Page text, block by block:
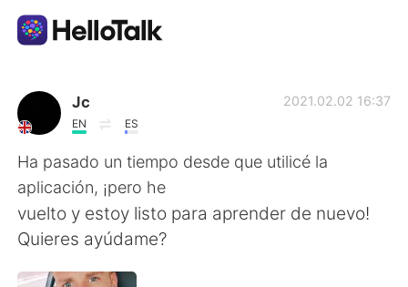
แอปแลกเปลี่ยนทางภาษา
AI Grammar Checker
ไทย
English
Jc
EN ES
2021.02.02 16:37
Ha pasado un tiempo desde que utilicé la
aplicación, ¡pero he
vuelto y estoy listo para aprender de nuevo!
Quieres ayúdame?